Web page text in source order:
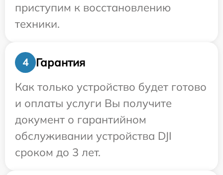
приступим к восстановлению
техники.
4
Гарантия
Как только устройство будет готово
и оплаты услуги Вы получите
документ о гарантийном
обслуживании устройства DJI
сроком до 3 лет.